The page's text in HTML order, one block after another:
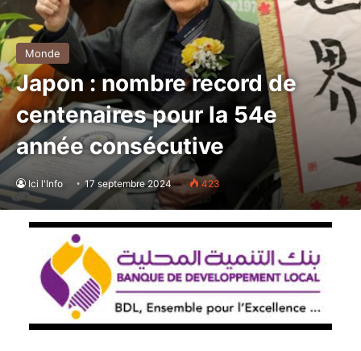
Monde
Japon : nombre record de
centenaires pour la 54e
année consécutive
Ici l'Info 17 septembre 2024 423